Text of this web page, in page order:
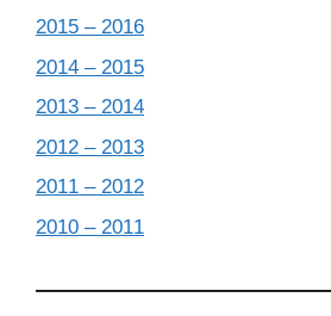
2015 – 2016
2014 – 2015
2013 – 2014
2012 – 2013
2011 – 2012
2010 – 2011